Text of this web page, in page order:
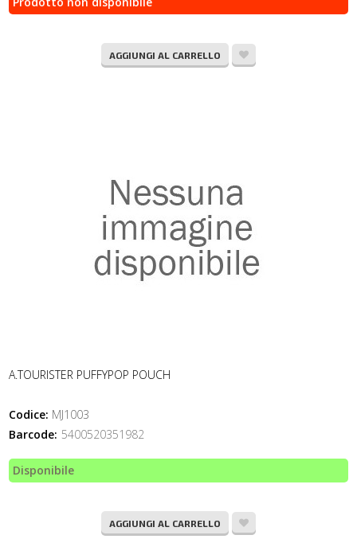
AGGIUNGI AL CARRELLO
A.TOURISTER PUFFYPOP POUCH
Codice: MJ1003
Barcode: 5400520351982
Disponibile
AGGIUNGI AL CARRELLO